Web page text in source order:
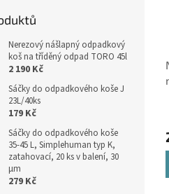
Nerezový nášlapný odpadkový
koš na tříděný odpad TORO 45l
2 190 Kč
Sáčky do odpadkového koše J
23L/40ks
179 Kč
Sáčky do odpadkového koše
35-45 L, Simplehuman typ K,
zatahovací, 20 ks v balení, 30
µm
279 Kč